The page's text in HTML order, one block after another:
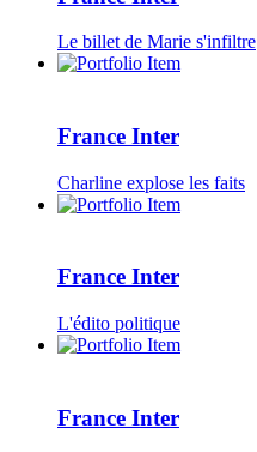
Le billet de Marie s'infiltre
France Inter
Charline explose les faits
France Inter
L'édito politique
France Inter